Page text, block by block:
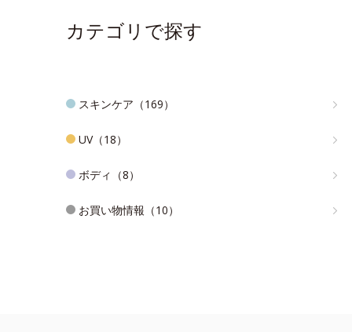
カテゴリで探す
スキンケア（169）
UV（18）
ボディ（8）
お買い物情報（10）